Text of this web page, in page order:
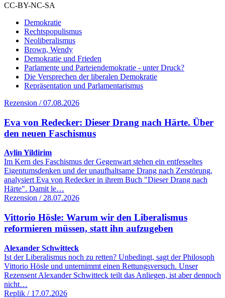
CC-BY-NC-SA
Demokratie
Rechtspopulismus
Neoliberalismus
Brown, Wendy
Demokratie und Frieden
Parlamente und Parteiendemokratie - unter Druck?
Die Versprechen der liberalen Demokratie
Repräsentation und Parlamentarismus
Rezension / 07.08.2026
Eva von Redecker: Dieser Drang nach Härte. Über
den neuen Faschismus
Aylin Yildirim
Im Kern des Faschismus der Gegenwart stehen ein entfesseltes
Eigentumsdenken und der unaufhaltsame Drang nach Zerstörung,
analysiert Eva von Redecker in ihrem Buch "Dieser Drang nach
Härte". Damit le…
Rezension / 28.07.2026
Vittorio Hösle: Warum wir den Liberalismus
reformieren müssen, statt ihn aufzugeben
Alexander Schwitteck
Ist der Liberalismus noch zu retten? Unbedingt, sagt der Philosoph
Vittorio Hösle und unternimmt einen Rettungsversuch. Unser
Rezensent Alexander Schwitteck teilt das Anliegen, ist aber dennoch
nicht…
Replik / 17.07.2026